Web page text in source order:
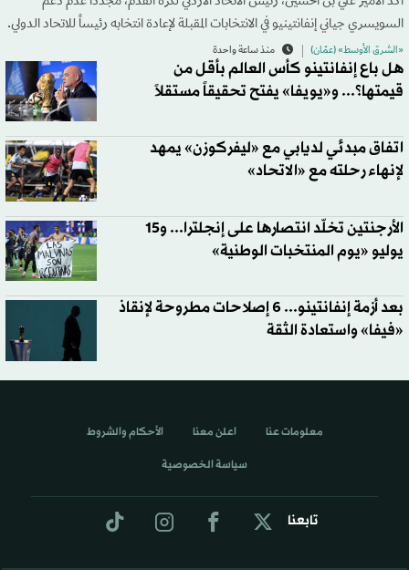
السويسري جياني إنفانتينيو في الانتخابات المقبلة لإعادة انتخابه رئيساً للاتحاد الدولي.
«الشرق الأوسط» (عمّان) منذ ساعة واحدة
هل باع إنفانتينو كأس العالم بأقل من
قيمتها؟... و«يويفا» يفتح تحقيقاً مستقلاً
اتفاق مبدئي لديابي مع «ليفركوزن» يمهد
لإنهاء رحلته مع «الاتحاد»
الأرجنتين تخلّد انتصارها على إنجلترا... و15
يوليو «يوم المنتخبات الوطنية»
بعد أزمة إنفانتينو... 6 إصلاحات مطروحة لإنقاذ
«فيفا» واستعادة الثقة
تابعنا
معلومات عنا اعلن معنا الأحكام والشروط
سياسة الخصوصية